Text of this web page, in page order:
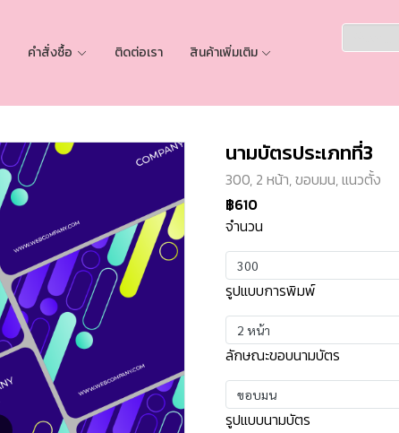
คำสั่งซื้อ ติดต่อเรา สินค้าเพิ่มเติม
นามบัตรประเภทที่3
300, 2 หน้า, ขอบมน, แนวตั้ง
฿610
จำนวน
300
รูปแบบการพิมพ์
2 หน้า
ลักษณะขอบนามบัตร
ขอบมน
รูปแบบนามบัตร